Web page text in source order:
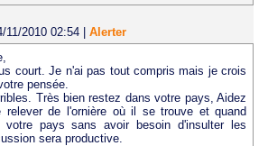
11/2010 02:54
Alerter
court. Je n'ai pas tout compris mais je crois
pensée.
Très bien restez dans votre pays, Aidez
relever de l'ornière où il se trouve et quand
pays sans avoir besoin d'insulter les
sera productive.